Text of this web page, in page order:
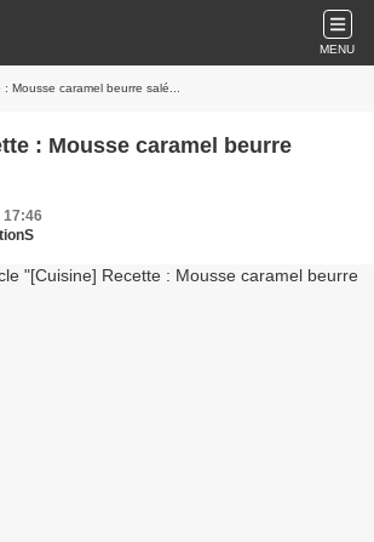
MENU
Mousse caramel beurre salé...
: Mousse caramel beurre
17:46